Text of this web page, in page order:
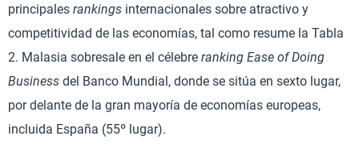
principales rankings internacionales sobre atractivo y
competitividad de las economías, tal como resume la Tabla
2. Malasia sobresale en el célebre ranking Ease of Doing
Business del Banco Mundial, donde se sitúa en sexto lugar,
por delante de la gran mayoría de economías europeas,
incluida España (55º lugar).